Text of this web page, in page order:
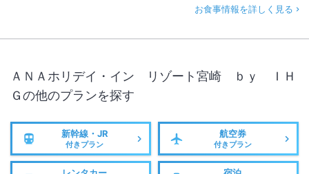
お食事情報を詳しく見る
ＡＮＡホリデイ・イン リゾート宮崎 ｂｙ ＩＨ
Ｇの他のプランを探す
新幹線・JR
付きプラン
航空券
付きプラン